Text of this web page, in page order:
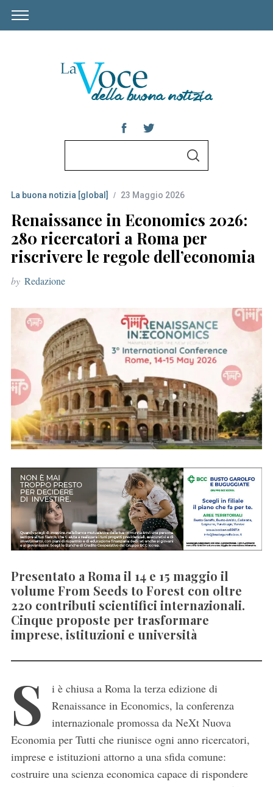
r
c
h
f
o
r
S
La buona notizia [global] 23 Maggio 2026
Renaissance in Economics 2026:
280 ricercatori a Roma per
riscrivere le regole dell’economia
by Redazione
Presentato a Roma il 14 e 15 maggio il
volume From Seeds to Forest con oltre
220 contributi scientifici internazionali.
Cinque proposte per trasformare
imprese, istituzioni e università
S
i è chiusa a Roma la terza edizione di
Renaissance in Economics, la conferenza
internazionale promossa da NeXt Nuova
Economia per Tutti che riunisce ogni anno ricercatori,
imprese e istituzioni attorno a una sfida comune:
costruire una scienza economica capace di rispondere